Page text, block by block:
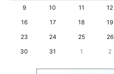
9
10 11 12
16
17 18 19
23
24 25 26
30
31 1 2